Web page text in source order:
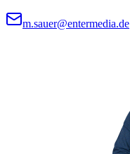
m.sauer@entermedia.de